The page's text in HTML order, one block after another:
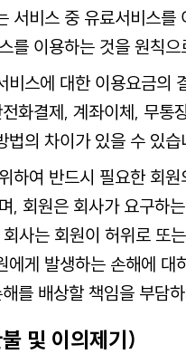
서비스 중 유료서비스를
를 이용하는 것을 원칙
비스에 대한 이용요금의
화결제, 계좌이체, 무통
법의 차이가 있을 수 있
하여 반드시 필요한 회
, 회원은 회사가 요구하
사는 회원이 허위로 또
에게 발생하는 손해에 대
를 배상할 책임을 부담
및 이의제기)